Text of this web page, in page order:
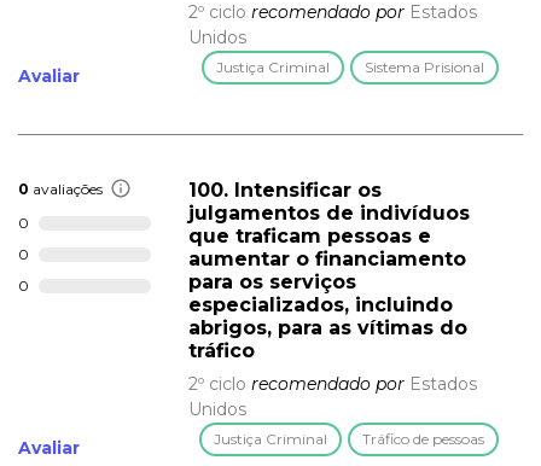
Avaliar
2º ciclo recomendado por Estados
Unidos
Justiça Criminal Sistema Prisional
0 avaliações
0
0
0
Avaliar
100. Intensificar os
julgamentos de indivíduos
que traficam pessoas e
aumentar o financiamento
para os serviços
especializados, incluindo
abrigos, para as vítimas do
tráfico
2º ciclo recomendado por Estados
Unidos
Justiça Criminal Tráfico de pessoas